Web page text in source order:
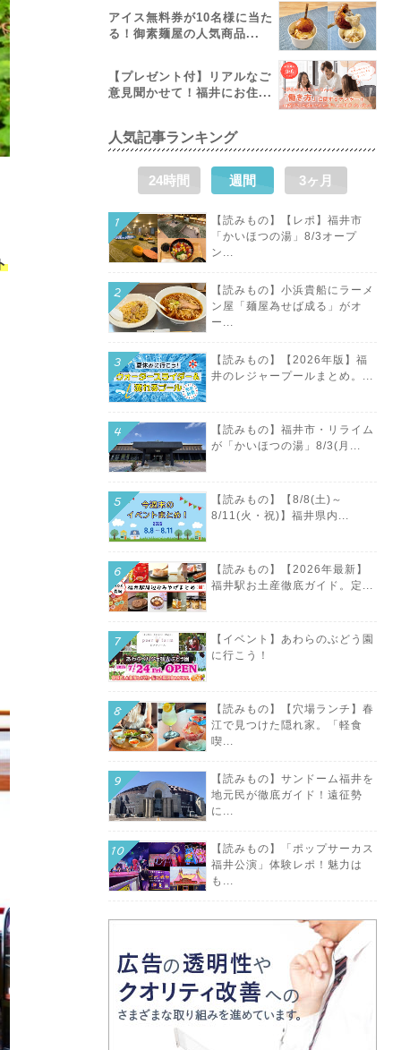
アイス無料券が10名様に当た
る！御素麺屋の人気商品...
【プレゼント付】リアルなご
意見聞かせて！福井にお住...
人気記事ランキング
24時間 週間 3ヶ月
【読みもの】【レポ】福井市
「かいほつの湯」8/3オープ
ン...
【読みもの】小浜貴船にラーメ
ン屋「麺屋為せば成る」がオ
ー...
【読みもの】【2026年版】福
井のレジャープールまとめ。...
【読みもの】福井市・リライム
が「かいほつの湯」8/3(月...
【読みもの】【8/8(土)～
8/11(火・祝)】福井県内...
【読みもの】【2026年最新】
福井駅お土産徹底ガイド。定...
【イベント】あわらのぶどう園
に行こう！
【読みもの】【穴場ランチ】春
江で見つけた隠れ家。「軽食
喫...
【読みもの】サンドーム福井を
地元民が徹底ガイド！遠征勢
に...
【読みもの】「ポップサーカス
福井公演」体験レポ！魅力は
も...